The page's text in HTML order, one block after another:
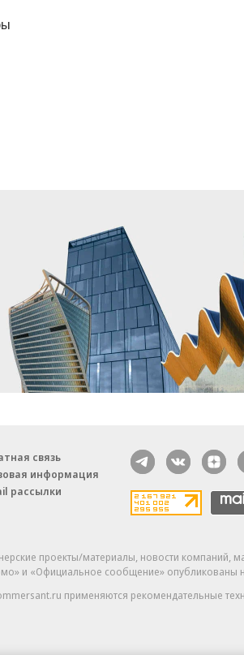
связь
информация
рассылки
проекты/материалы, новости компаний,
и «Официальное сообщение» опубликованы
применяются рекомендательные